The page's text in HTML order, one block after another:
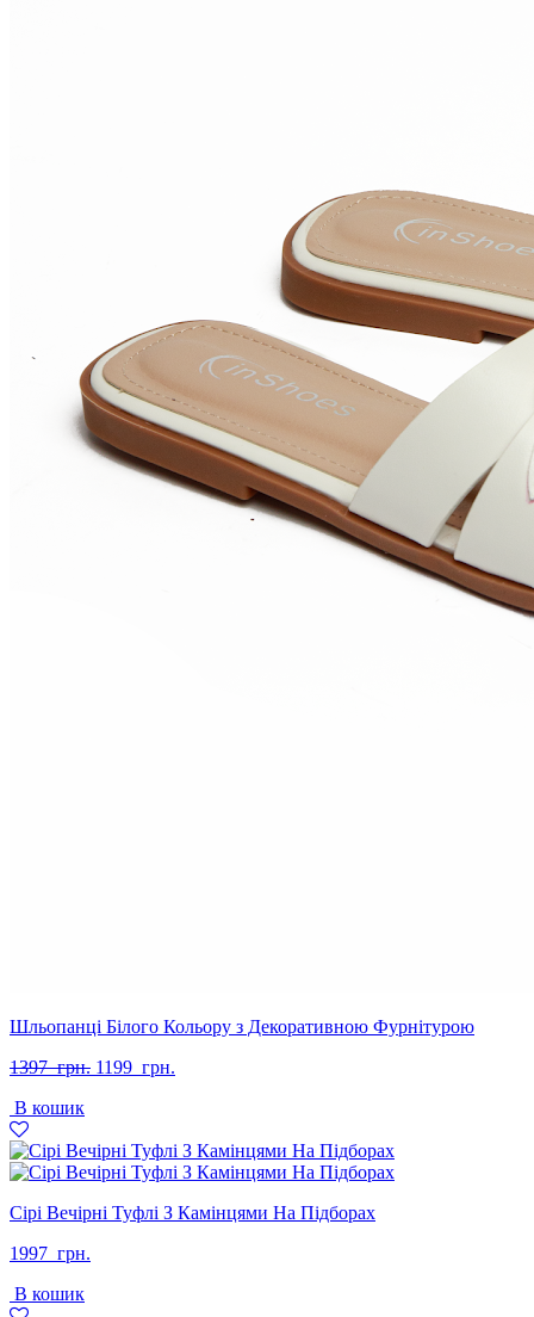
Шльопанці Білого Кольору з Декоративною Фурнітурою
1397 грн. Оригінальна
1199 грн.
В кошик
Сірі Вечірні Туфлі З Камінцями На Підборах
1997 грн.
В кошик